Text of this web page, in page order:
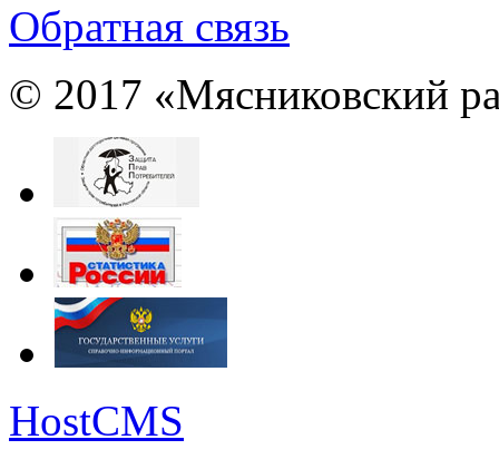
Обратная связь
© 2017 «Мясниковский
HostCMS